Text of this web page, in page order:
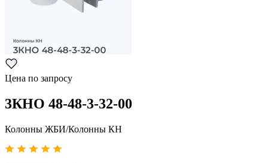
Цена по запросу
3КНО 48-48-3-32-00
Колонны ЖБИ/Колонны КН